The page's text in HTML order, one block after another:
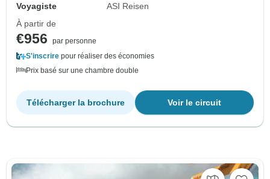
Voyagiste
ASI Reisen
À partir de
€956
par personne
S'inscrire pour réaliser des économies
Prix basé sur une chambre double
Voir le circuit
Télécharger la brochure